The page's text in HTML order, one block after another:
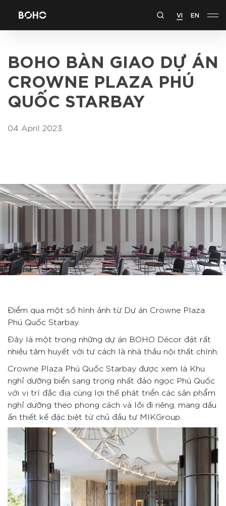
VI EN
BOHO BÀN GIAO DỰ ÁN
CROWNE PLAZA PHÚ
QUỐC STARBAY
04 April 2023
Điểm qua một số hình ảnh từ Dự án Crowne Plaza
Phú Quốc Starbay.
Đây là một trong những dự án BOHO Décor đặt rất
nhiều tâm huyết với tư cách là nhà thầu nội thất chính.
Crowne Plaza Phú Quốc Starbay được xem là Khu
nghỉ dưỡng biển sang trọng nhất đảo ngọc Phú Quốc
với vị trí đắc địa cùng lợi thế phát triển các sản phẩm
nghỉ dưỡng theo phong cách và lối đi riêng, mang dấu
ấn thiết kế đặc biệt từ chủ đầu tư MIKGroup.